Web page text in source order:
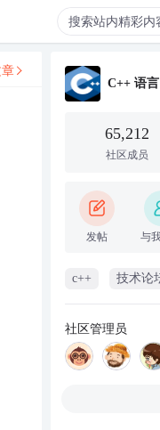
C++ 语言
65,212
社区成员
发帖 与
c++ 技术论
社区管理员